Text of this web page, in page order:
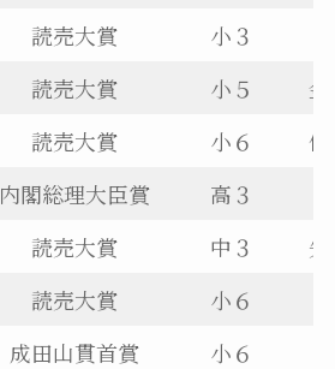
読売大賞 小３
読売大賞 小５
読売大賞 小６
内閣総理大臣賞 高３
読売大賞 中３
読売大賞 小６
成田山貫首賞 小６